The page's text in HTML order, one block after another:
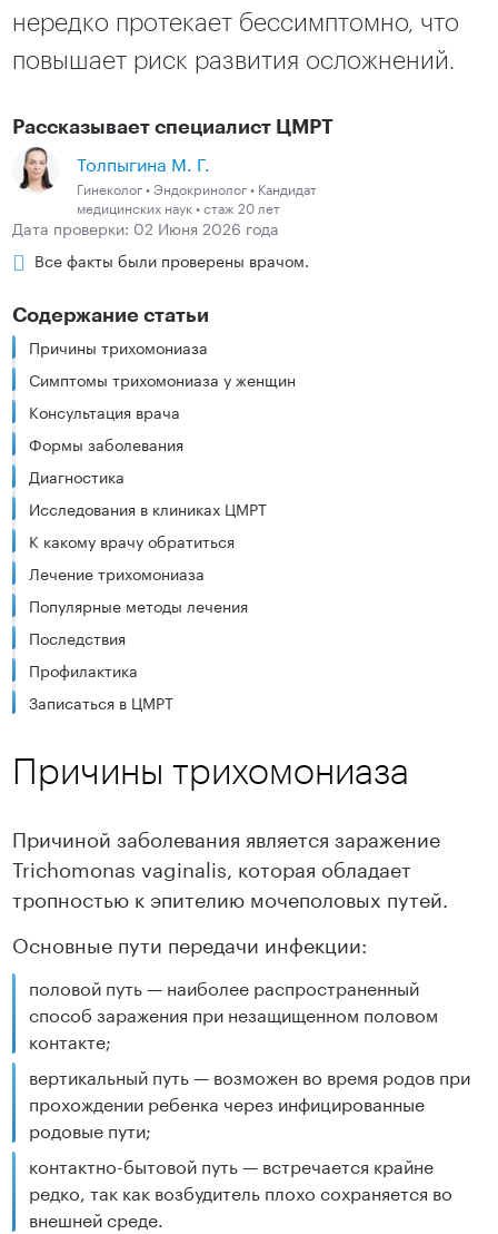
нередко протекает бессимптомно, что
повышает риск развития осложнений.
Рассказывает специалист ЦМРТ
Толпыгина М. Г.
Гинеколог • Эндокринолог • Кандидат
медицинских наук • стаж 20 лет
Дата проверки: 02 Июня 2026 года
Все факты были проверены врачом.
Содержание статьи
Причины трихомониаза
Симптомы трихомониаза у женщин
Консультация врача
Формы заболевания
Диагностика
Исследования в клиниках ЦМРТ
К какому врачу обратиться
Лечение трихомониаза
Популярные методы лечения
Последствия
Профилактика
Записаться в ЦМРТ
Причины трихомониаза
Причиной заболевания является заражение
Trichomonas vaginalis, которая обладает
тропностью к эпителию мочеполовых путей.
Основные пути передачи инфекции:
половой путь — наиболее распространенный
способ заражения при незащищенном половом
контакте;
вертикальный путь — возможен во время родов при
прохождении ребенка через инфицированные
родовые пути;
контактно-бытовой путь — встречается крайне
редко, так как возбудитель плохо сохраняется во
внешней среде.